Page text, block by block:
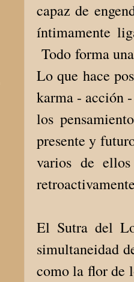
capaz de
íntimamente
Todo forma
Lo que hace
karma - acción
los
presente y
varios de
El Sutra del
simultaneidad
como la flor de